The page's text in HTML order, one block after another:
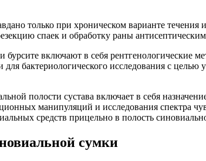
только при хроническом варианте
спаек и обработку раны
включают в себя рентгенологические
бактериологического исследования с
полости сустава включает в себя
манипуляций и исследования спектра
средств прицельно в полость
сумки